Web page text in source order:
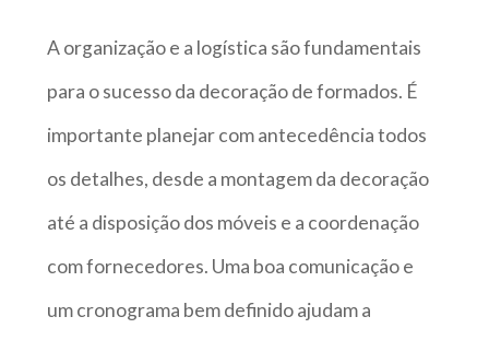
A organização e a logística são fundamentais
para o sucesso da decoração de formados. É
importante planejar com antecedência todos
os detalhes, desde a montagem da decoração
até a disposição dos móveis e a coordenação
com fornecedores. Uma boa comunicação e
um cronograma bem definido ajudam a